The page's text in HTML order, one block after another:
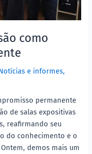
como
e informes,
permanente
de salas expositivas
reafirmando seu
do conhecimento e o
demos mais um